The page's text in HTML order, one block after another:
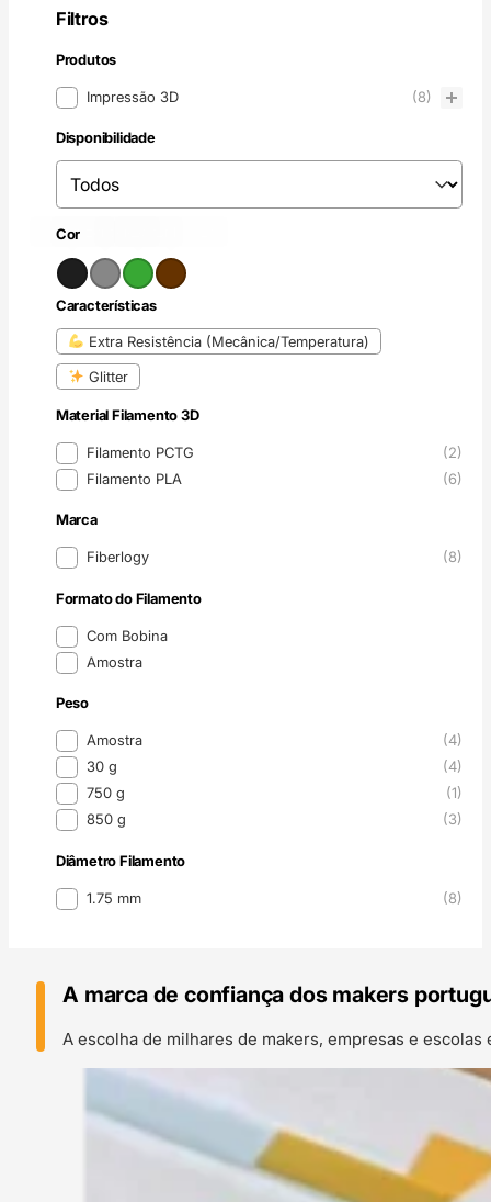
Filtros
Produtos
ProdutosImpressão 3D (8)
Disponibilidade
Disponibilidade
Disponibilidade
Cor
Cor
Preto
Cinzento
Características
Características
Extra Resistência (Mecânica/Temperatura)
Glitter
Material Filamento 3D
Material Filamento 3D
Filamento PCTG
(2)
Filamento PLA
(6)
Marca
MarcaFiberlogy (8)
Formato do Filamento
Formato do Filamento
Com Bobina
Amostra
Peso
Peso Amostra
(4)
30 g
(4)
750 g
(1)
850 g
(3)
Diâmetro Filamento
Diâmetro Filamento
1.75 mm (8)
A marca de confiança dos makers
A escolha de milhares de makers, empresas e escolas